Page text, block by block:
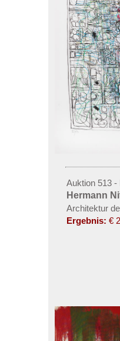
Auktion 513 -
Hermann
Architektur
Ergebnis: €